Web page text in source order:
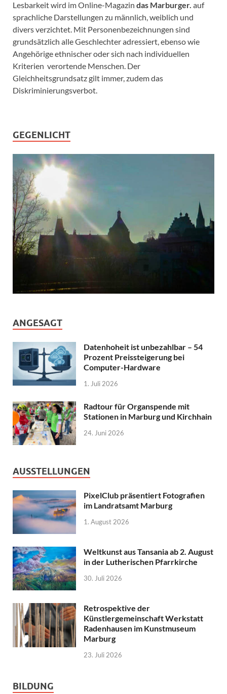
Lesbarkeit wird im Online-Magazin das Marburger. auf
sprachliche Darstellungen zu männlich, weiblich und
divers verzichtet. Mit Personenbezeichnungen sind
grundsätzlich alle Geschlechter adressiert, ebenso wie
Angehörige ethnischer oder sich nach individuellen
Kriterien verortende Menschen. Der
Gleichheitsgrundsatz gilt immer, zudem das
Diskriminierungsverbot.
GEGENLICHT
ANGESAGT
Datenhoheit ist unbezahlbar – 54
Prozent Preissteigerung bei
Computer-Hardware
1. Juli 2026
Radtour für Organspende mit
Stationen in Marburg und Kirchhain
24. Juni 2026
AUSSTELLUNGEN
PixelClub präsentiert Fotografien
im Landratsamt Marburg
1. August 2026
Weltkunst aus Tansania ab 2. August
in der Lutherischen Pfarrkirche
30. Juli 2026
Retrospektive der
Künstlergemeinschaft Werkstatt
Radenhausen im Kunstmuseum
Marburg
23. Juli 2026
BILDUNG